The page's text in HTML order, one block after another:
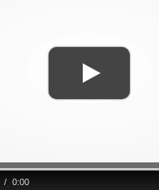
/ 0:00